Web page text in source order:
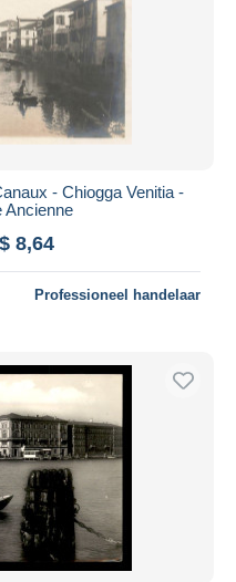
- Chiogga Venitia -
Ancienne
8,64
Professioneel handelaar